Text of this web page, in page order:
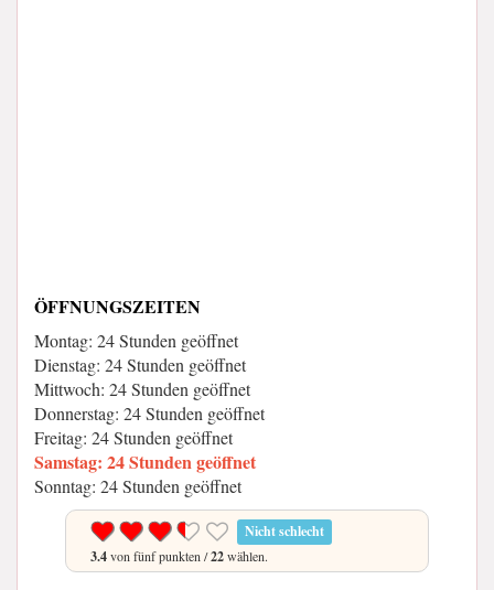
ÖFFNUNGSZEITEN
Montag: 24 Stunden geöffnet
Dienstag: 24 Stunden geöffnet
Mittwoch: 24 Stunden geöffnet
Donnerstag: 24 Stunden geöffnet
Freitag: 24 Stunden geöffnet
Samstag: 24 Stunden geöffnet
Sonntag: 24 Stunden geöffnet
Nicht schlecht
3.4von fünf punkten /22wählen.